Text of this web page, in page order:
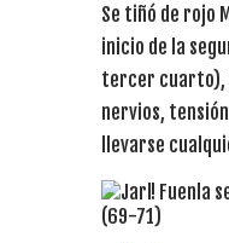
Se tiñó de rojo
inicio de la
tercer cuarto),
nervios,
llevarse